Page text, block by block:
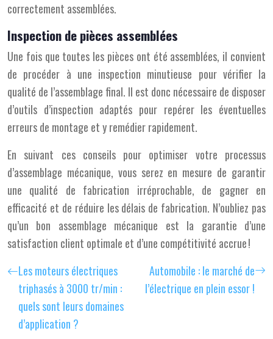
correctement assemblées.
Inspection de pièces assemblées
Une fois que toutes les pièces ont été assemblées, il convient
de procéder à une inspection minutieuse pour vérifier la
qualité de l’assemblage final. Il est donc nécessaire de disposer
d’outils d’inspection adaptés pour repérer les éventuelles
erreurs de montage et y remédier rapidement.
En suivant ces conseils pour optimiser votre processus
d’assemblage mécanique, vous serez en mesure de garantir
une qualité de fabrication irréprochable, de gagner en
efficacité et de réduire les délais de fabrication. N’oubliez pas
qu’un bon assemblage mécanique est la garantie d’une
satisfaction client optimale et d’une compétitivité accrue !
Les moteurs électriques
triphasés à 3000 tr/min :
quels sont leurs domaines
d’application ?
Automobile : le marché de
l’électrique en plein essor !